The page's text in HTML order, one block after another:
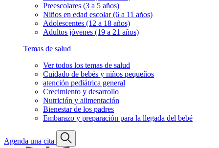
Preescolares (3 a 5 años)
Niños en edad escolar (6 a 11 años)
Adolescentes (12 a 18 años)
Adultos jóvenes (19 a 21 años)
Temas de salud
Ver todos los temas de salud
Cuidado de bebés y niños pequeños
atención pediátrica general
Crecimiento y desarrollo
Nutrición y alimentación
Bienestar de los padres
Embarazo y preparación para la llegada del bebé
Agenda una cita